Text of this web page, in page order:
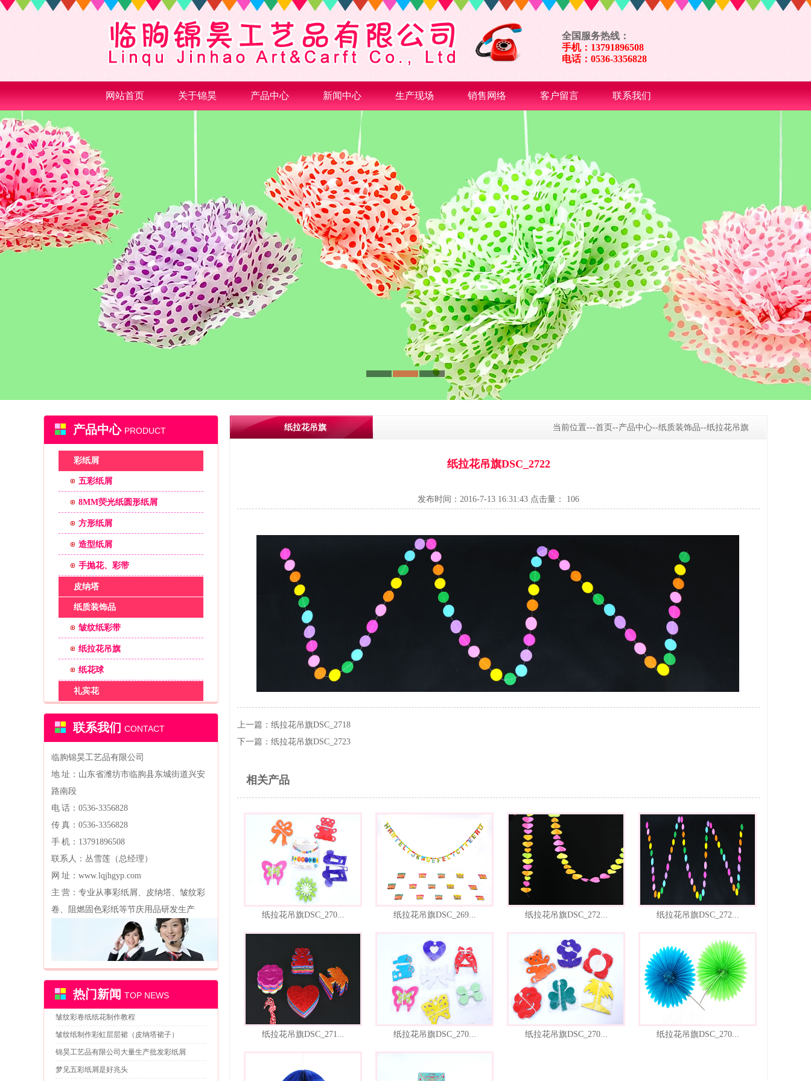
全国服务热线：
手机：13791896508
电话：0536-3356828
网站首页 关于锦昊 产品中心 新闻中心 生产现场 销售网络 客户留言 联系我们
产品中心 PRODUCT
彩纸屑
五彩纸屑
8MM荧光纸圆形纸屑
方形纸屑
造型纸屑
手抛花、彩带
皮纳塔
纸质装饰品
皱纹纸彩带
纸拉花吊旗
纸花球
礼宾花
联系我们 CONTACT
临朐锦昊工艺品有限公司
地 址：山东省潍坊市临朐县东城街道兴安
路南段
电 话：0536-3356828
传 真：0536-3356828
手 机：13791896508
联系人：丛雪莲（总经理）
网 址：www.lqjhgyp.com
主 营：专业从事彩纸屑、皮纳塔、皱纹彩
卷、阻燃固色彩纸等节庆用品研发生产
热门新闻 TOP NEWS
皱纹彩卷纸纸花制作教程
皱纹纸制作彩虹层层裙（皮纳塔裙子）
锦昊工艺品有限公司大量生产批发彩纸屑
梦见五彩纸屑是好兆头
纸拉花吊旗 当前位置---首页 --产品中心--纸质装饰品--纸拉花吊旗
纸拉花吊旗DSC_2722
发布时间：2016-7-13 16:31:43 点击量： 106
上一篇： 纸拉花吊旗DSC_2718
下一篇： 纸拉花吊旗DSC_2723
相关产品
纸拉花吊旗DSC_270... 纸拉花吊旗DSC_269... 纸拉花吊旗DSC_272... 纸拉花吊旗DSC_272...
纸拉花吊旗DSC_271... 纸拉花吊旗DSC_270... 纸拉花吊旗DSC_270... 纸拉花吊旗DSC_270...